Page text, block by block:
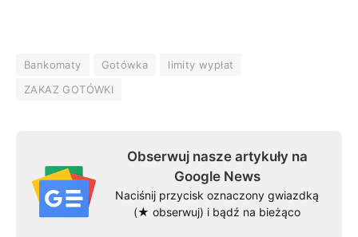
Bankomaty Gotówka
limity wypłat
ZAKAZ GOTÓWKI
Obserwuj nasze artykuły na
Google News
Naciśnij przycisk oznaczony gwiazdką
(★ obserwuj) i bądź na bieżąco